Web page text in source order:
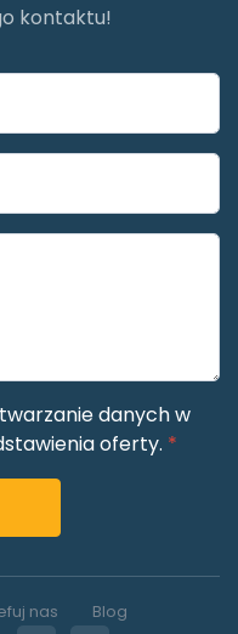
kontaktu!
danych w
oferty. *
nas Blog